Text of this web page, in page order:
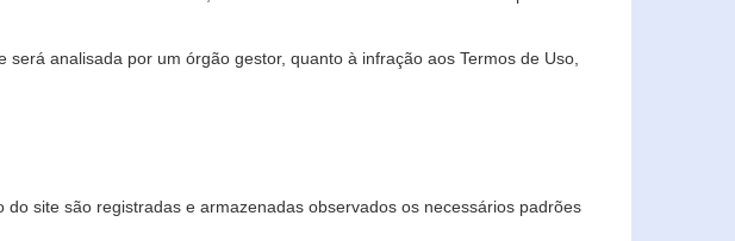
analisada por um órgão gestor, quanto à infração aos Termos de Uso,
site são registradas e armazenadas observados os necessários padrões